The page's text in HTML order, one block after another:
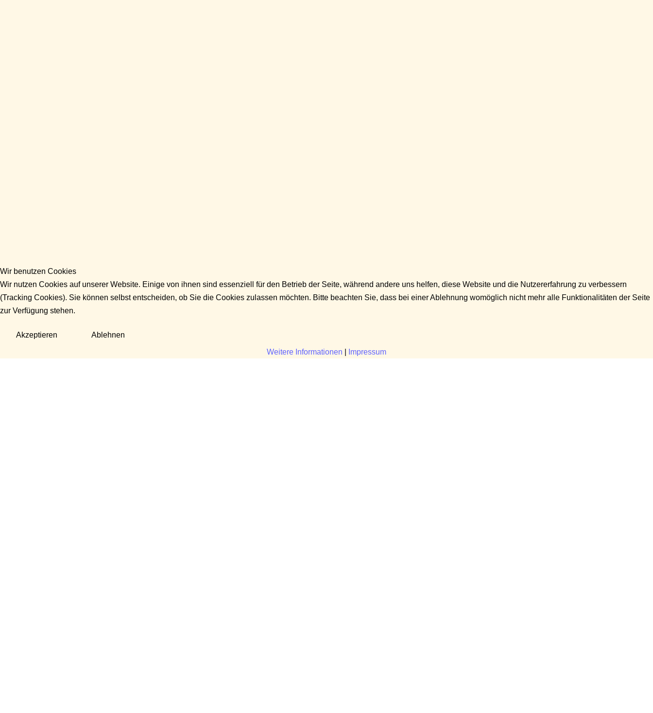
Wir benutzen Cookies
Wir nutzen Cookies auf unserer Website. Einige von ihnen sind essenziell für den Betrieb der Seite, während andere uns helfen, diese Website und die Nutzererfahrung zu verbessern
(Tracking Cookies). Sie können selbst entscheiden, ob Sie die Cookies zulassen möchten. Bitte beachten Sie, dass bei einer Ablehnung womöglich nicht mehr alle Funktionalitäten der Seite
zur Verfügung stehen.
Akzeptieren Ablehnen
Weitere Informationen Impressum